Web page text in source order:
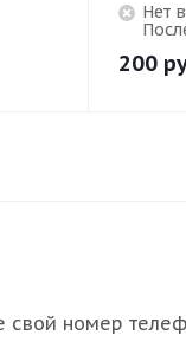
Нет
200
свой номер